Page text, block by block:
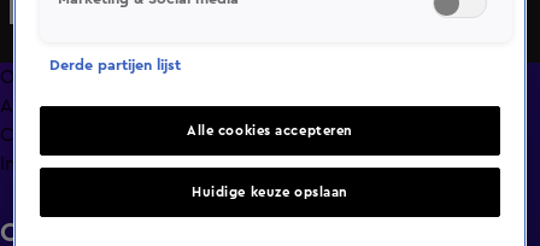
Overzicht
Afleveringen
Clips
Info
Clips
Derde partijen lijst
Alle cookies accepteren
Huidige keuze opslaan